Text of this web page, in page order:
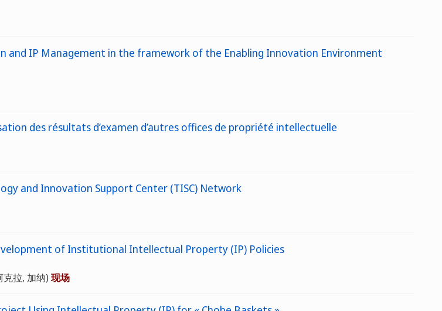
IP Management in the framework of the Enabling Innovation Environment
des résultats d’examen d’autres offices de propriété intellectuelle
and Innovation Support Center (TISC) Network
of Institutional Intellectual Property (IP) Policies
拉, 加纳) 现场